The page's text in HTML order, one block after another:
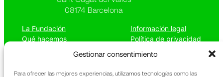
Gestionar consentimiento
Para ofrecer las mejores experiencias, utilizamos tecnologías como las
08174 Barcelona
La Fundación
Qué hacemos
Contacto
Información legal
Política de privacidad
Memoria anual
URIACH